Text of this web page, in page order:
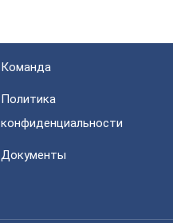
Команда
Политика
конфиденциальности
Документы